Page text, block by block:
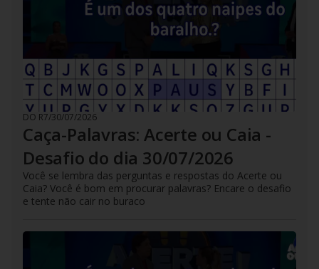
DO R7/30/07/2026
Caça-Palavras: Acerte ou Caia -
Desafio do dia 30/07/2026
Você se lembra das perguntas e respostas do Acerte ou
Caia? Você é bom em procurar palavras? Encare o desafio
e tente não cair no buraco